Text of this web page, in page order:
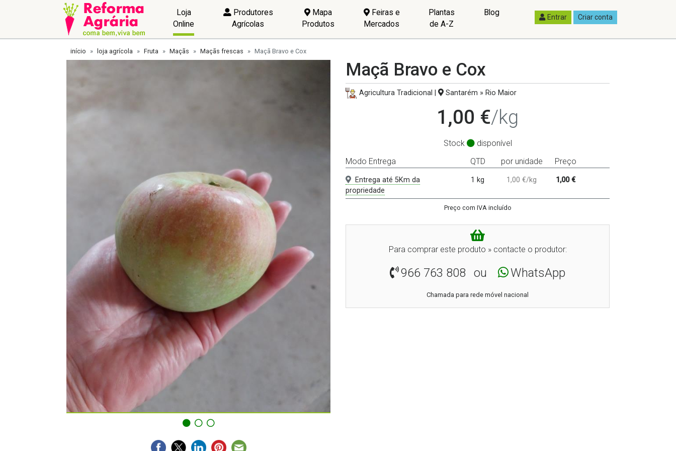
Loja
Online
Produtores
Agrícolas
Mapa
Produtos
Feiras e
Mercados
Plantas
de A-Z
Blog Entrar Criar conta
início loja agrícola Fruta Maçãs Maçãs frescas Maçã Bravo e Cox
Maçã Bravo e Cox
Agricultura Tradicional | Santarém » Rio Maior
1,00 €/kg
Stock
disponível
Modo Entrega
QTD por unidade Preço
Entrega até 5Km da
propriedade
1 kg 1,00 €/kg 1,00 €
Preço com IVA incluído
Para comprar este produto » contacte o produtor:
966 763 808 ou WhatsApp
Chamada para rede móvel nacional